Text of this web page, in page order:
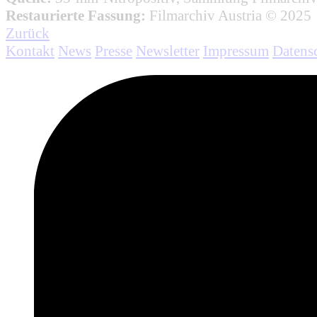
Restaurierte Fassung: Filmarchiv Austria © 2025
Zurück
Kontakt News Presse Newsletter Impressum